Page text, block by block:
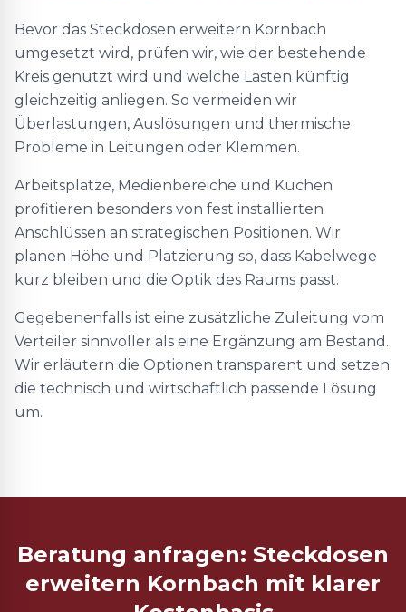
Bevor das Steckdosen erweitern Kornbach
umgesetzt wird, prüfen wir, wie der bestehende
Kreis genutzt wird und welche Lasten künftig
gleichzeitig anliegen. So vermeiden wir
Überlastungen, Auslösungen und thermische
Probleme in Leitungen oder Klemmen.
Arbeitsplätze, Medienbereiche und Küchen
profitieren besonders von fest installierten
Anschlüssen an strategischen Positionen. Wir
planen Höhe und Platzierung so, dass Kabelwege
kurz bleiben und die Optik des Raums passt.
Gegebenenfalls ist eine zusätzliche Zuleitung vom
Verteiler sinnvoller als eine Ergänzung am Bestand.
Wir erläutern die Optionen transparent und setzen
die technisch und wirtschaftlich passende Lösung
um.
Beratung anfragen: Steckdosen
erweitern Kornbach mit klarer